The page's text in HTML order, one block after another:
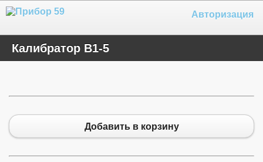
Авторизация
Калибратор В1-5
Добавить в корзину